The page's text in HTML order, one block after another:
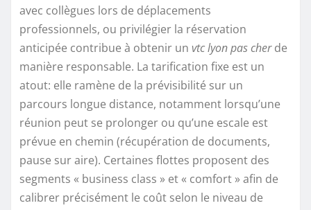
avec collègues lors de déplacements
professionnels, ou privilégier la réservation
anticipée contribue à obtenir un vtc lyon pas cherde
manière responsable. La tarification fixe est un
atout: elle ramène de la prévisibilité sur un
parcours longue distance, notamment lorsqu’une
réunion peut se prolonger ou qu’une escale est
prévue en chemin (récupération de documents,
pause sur aire). Certaines flottes proposent des
segments « business class » et « comfort » afin de
calibrer précisément le coût selon le niveau de